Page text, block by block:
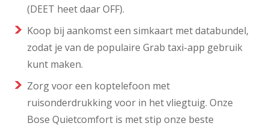
(DEET heet daar OFF).
Koop bij aankomst een simkaart met databundel,
zodat je van de populaire Grab taxi-app gebruik
kunt maken.
Zorg voor een koptelefoon met
ruisonderdrukking voor in het vliegtuig. Onze
Bose Quietcomfort is met stip onze beste